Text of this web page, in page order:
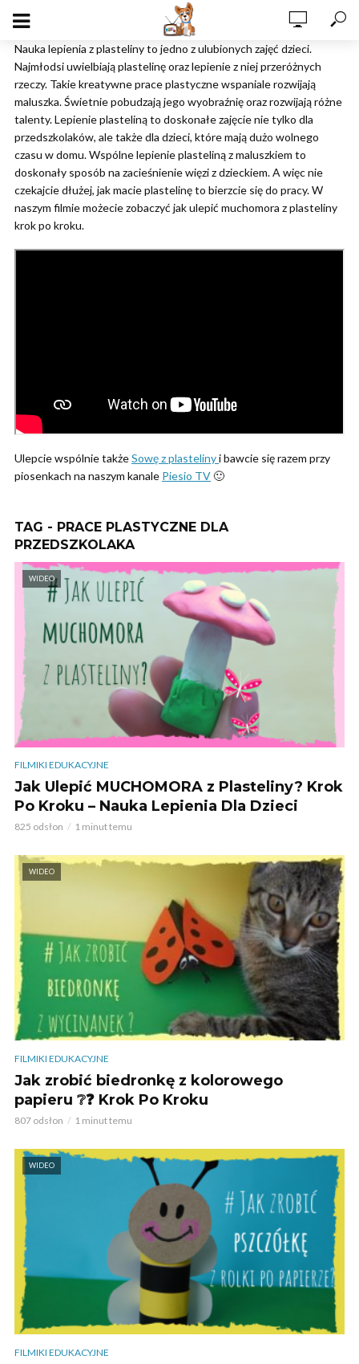
Nauka lepienia z plasteliny to jedno z ulubionych zajęć dzieci.
Najmłodsi uwielbiają plastelinę oraz lepienie z niej przeróżnych
rzeczy. Takie kreatywne prace plastyczne wspaniale rozwijają
maluszka. Świetnie pobudzają jego wyobraźnię oraz rozwijają różne
talenty. Lepienie plasteliną to doskonałe zajęcie nie tylko dla
przedszkolaków, ale także dla dzieci, które mają dużo wolnego
czasu w domu. Wspólne lepienie plasteliną z maluszkiem to
doskonały sposób na zacieśnienie więzi z dzieckiem. A więc nie
czekajcie dłużej, jak macie plastelinę to bierzcie się do pracy. W
naszym filmie możecie zobaczyć jak ulepić muchomora z plasteliny
krok po kroku.
Ulepcie wspólnie takżeSowę z plastelinyi bawcie się razem przy
piosenkach na naszym kanale Piesio TV🙂
TAG - PRACE PLASTYCZNE DLA
PRZEDSZKOLAKA
WIDEO
FILMIKI EDUKACYJNE
Jak Ulepić MUCHOMORA z Plasteliny? Krok
Po Kroku – Nauka Lepienia Dla Dzieci
825 odsłon 1 minut temu
WIDEO
FILMIKI EDUKACYJNE
Jak zrobić biedronkę z kolorowego
papieru ❔❓ Krok Po Kroku
807 odsłon 1 minut temu
WIDEO
FILMIKI EDUKACYJNE